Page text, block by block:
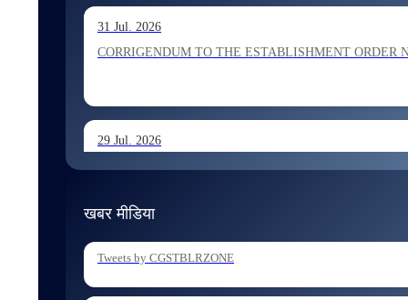
13 Jul. 2026
Allocation of Executive Assistant recommended for
31 Jul. 2026
CORRIGENDUM TO THE ESTABLISHMENT ORDER
29 Jul. 2026
29 Jul. 2026
खबर मीडिया
Tweets by CGSTBLRZONE